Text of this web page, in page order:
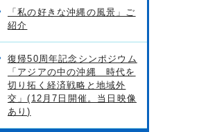
「私の好きな沖縄の風景」ご
紹介
復帰50周年記念シンポジウム
「アジアの中の沖縄 時代を
切り拓く経済戦略と地域外
交」(12月7日開催。当日映像
あり)